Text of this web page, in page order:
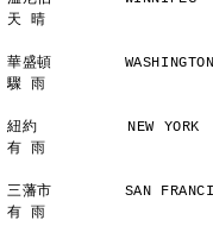
天 晴
華盛頓
驟 雨
紐約          NEW
有 雨
三藩市        SAN
有 雨